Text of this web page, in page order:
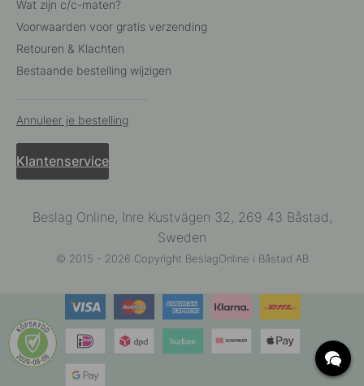
Wat zijn c/c-maten?
Voorwaarden voor gratis verzending
Retouren & Klachten
Bestaande bestelling wijzigen
Annuleer je bestelling
Klantenservice
Beslag Online, Inre Kustvägen 32, 269 43 Båstad,
Sweden
© 2015 - 2026 Copyright BeslagOnline i Båstad AB